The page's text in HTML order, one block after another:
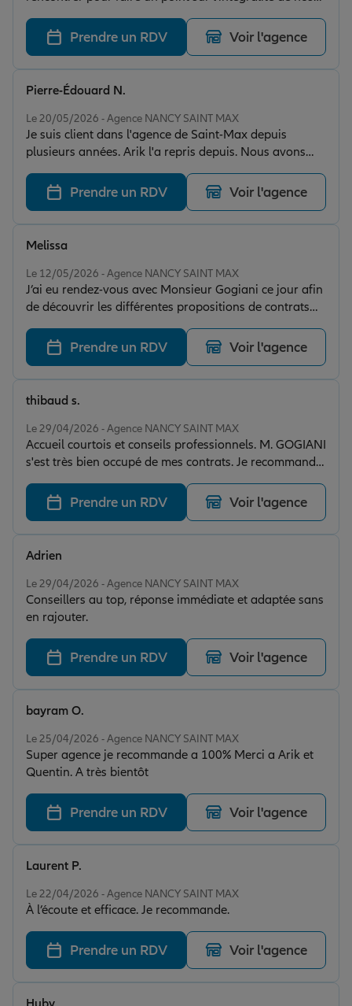
contrats. Il a su se rendre disponible, à l'écoute de nos
besoins et à tout mis en œuvre pour répondre à nos
attentes. En dehors de ses compétences, c'est une
personnes très sympathique et agréable.
Prendre un RDV Voir l'agence
Le 20/05/2026 - Agence NANCY SAINT MAX
Je suis client dans l'agence de Saint-Max depuis
plusieurs années. Arik l'a repris depuis. Nous avons
fait le point sur mes contrats, et grâce à lui, j'ai pu faire
de belles économies. Merci beaucoup pour votre
professionnalisme et votre gentillesse.
Pierre-Édouard N.
Prendre un RDV Voir l'agence
Le 12/05/2026 - Agence NANCY SAINT MAX
J’ai eu rendez-vous avec Monsieur Gogiani ce jour afin
de découvrir les différentes propositions de contrats
d’assurance chez Allianz. C’est bien la première fois
que je me suis sentie autant écoutée. Mes besoins et
mes avis ont été pris en compte. J’ai été très bien
guidée et conseillée, avec des explications claires et
posées, ce qui m’a permis de tout bien comprendre et
commerciale pour souscrire à d’autres contrats ou à
des formules supplémentaires. Au contraire, tout ce qui
m’a été proposé visait réellement à sécuriser ma
situation et à éviter de mauvaises surprises à l’avenir.
Je remercie énormément Arik pour le temps qu’il a pris
pour me recevoir. Je le recommande vivement.
Melissa
Prendre un RDV Voir l'agence
Le 29/04/2026 - Agence NANCY SAINT MAX
Accueil courtois et conseils professionnels. M. GOGIANI
s'est très bien occupé de mes contrats. Je recommande
cette agence.
thibaud s.
Prendre un RDV Voir l'agence
Le 29/04/2026 - Agence NANCY SAINT MAX
Conseillers au top, réponse immédiate et adaptée sans
en rajouter.
Adrien
Prendre un RDV Voir l'agence
Le 25/04/2026 - Agence NANCY SAINT MAX
Super agence je recommande a 100% Merci a Arik et
Quentin. A très bientôt
bayram O.
Prendre un RDV Voir l'agence
Le 22/04/2026 - Agence NANCY SAINT MAX
À l’écoute et efficace. Je recommande.
Laurent P.
Prendre un RDV Voir l'agence